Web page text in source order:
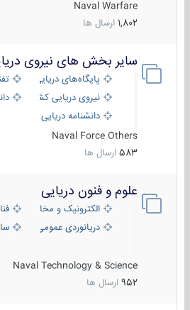
Naval Warfare
1,802 ارسال ها
سایر بخش های نیروی
پایگاه‌های دریایی
نیروی دریایی کشورهای
دانشنامه دریایی کپی
Naval Force Others
583 ارسال ها
علوم و فنون دریایی
الکترونیک و مخابرات دریایی
دریانوردی عمومی
Naval Technology & Science
952 ارسال ها